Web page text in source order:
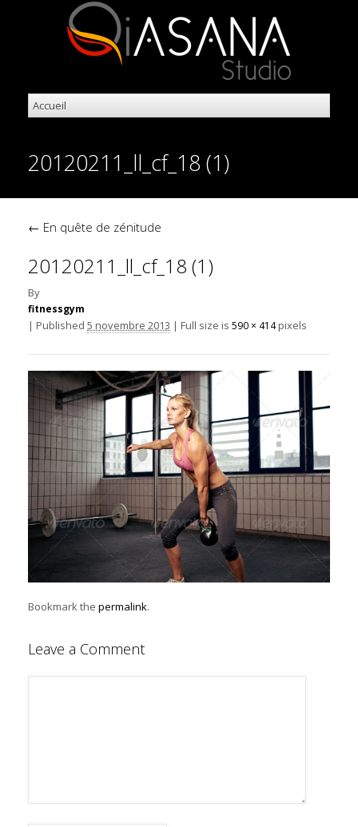
20120211_ll_cf_18 (1)
← En quête de zénitude
20120211_ll_cf_18 (1)
By
fitnessgym
| Published 5 novembre 2013 | Full size is 590 × 414pixels
Bookmark the permalink.
Leave a Comment